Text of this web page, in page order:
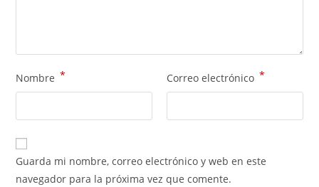
Nombre * Correo electrónico *
Guarda mi nombre, correo electrónico y web en este
navegador para la próxima vez que comente.